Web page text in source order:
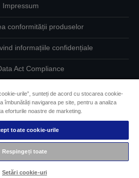
Impressum
conformității produselor
informațiile confidențiale
Act Compliance
despre modulele cookie
pe linie de accesibilitate
© 2026 Seiko Epson
urile”, sunteți de acord cu stocarea cookie-
îmbunătăți navigarea pe site, pentru a analiza
eforturile noastre de marketing.
toate cookie-urile
Respingeți toate
Setări cookie-uri